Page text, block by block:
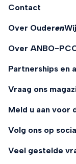
Contact
Over Ouderen
Over ANBO-
Partnerships en
Vraag ons
Meld u aan voor
Volg ons op
Veel gestelde